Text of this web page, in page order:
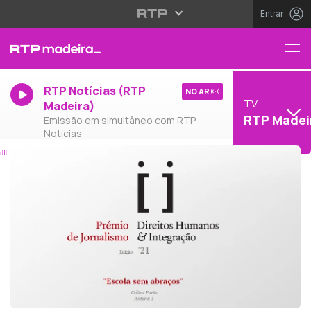
Entrar
RTP Notícias (RTP
Madeira)
Emissão em simultâneo com RTP
Notícias
NO AR
TV
RTP